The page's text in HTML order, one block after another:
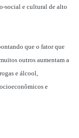
social e cultural de alto
que o fator que
outros aumentam a
e álcool,
e